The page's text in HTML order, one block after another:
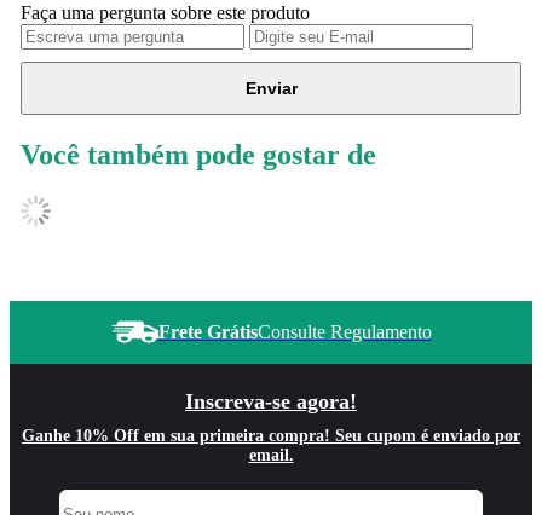
Faça uma pergunta sobre este produto
Enviar
Você também pode gostar de
Frete GrátisConsulte Regulamento
Inscreva-se agora!
Ganhe 10% Off em sua primeira compra! Seu cupom é enviado por
email.